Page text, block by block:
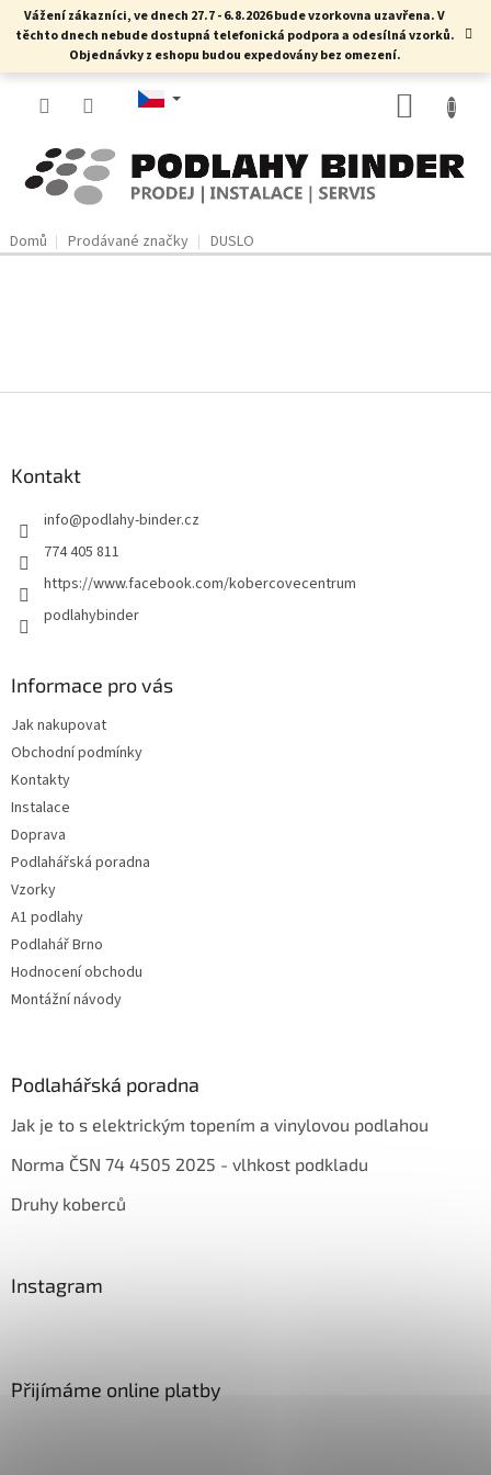
PřejítVážení zákazníci, ve dnech 27.7 - 6.8.2026 bude vzorkovna uzavřena. V
těchto dnech nebude dostupná telefonická podpora a odesílná vzorků.
Objednávky z eshopu budou expedovány bez omezení.
Domů Prodávané značky DUSLO
Kontakt
info@podlahy-binder.cz
774 405 811
https://www.facebook.com/kobercovecentrum
podlahybinder
Informace pro vás
Jak nakupovat
Obchodní podmínky
Kontakty
Instalace
Doprava
Podlahářská poradna
Vzorky
A1 podlahy
Podlahář Brno
Hodnocení obchodu
Montážní návody
Podlahářská poradna
Jak je to s elektrickým topením a vinylovou podlahou
Norma ČSN 74 4505 2025 - vlhkost podkladu
Druhy koberců
Instagram
Přijímáme online platby